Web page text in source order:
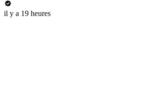
il y a 19 heures